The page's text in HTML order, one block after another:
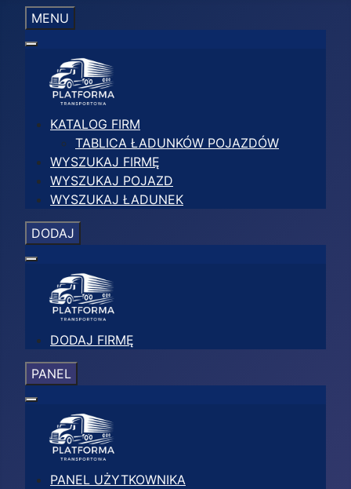
MENU
KATALOG FIRM
TABLICA ŁADUNKÓW POJAZDÓW
WYSZUKAJ FIRMĘ
WYSZUKAJ POJAZD
WYSZUKAJ ŁADUNEK
DODAJ
DODAJ FIRMĘ
PANEL
PANEL UŻYTKOWNIKA